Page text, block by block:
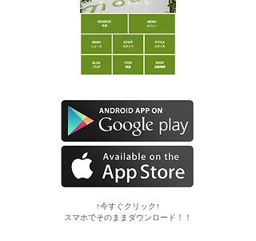
​↑今すぐクリック↑
スマホでそのままダウンロード！！